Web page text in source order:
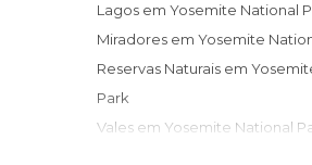
Lagos em Yosemite National
Miradores em Yosemite
Reservas Naturais em Yosemite National
Park
Vales em Yosemite National